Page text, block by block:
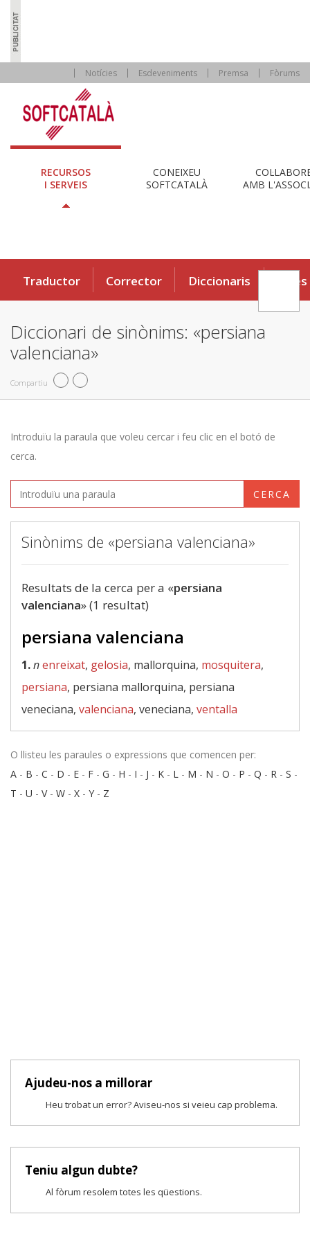
Notícies Esdeveniments Premsa Fòrums
RECURSOS
I SERVEIS
CONEIXEU
SOFTCATALÀ
AMB
Traductor Corrector Diccionaris Eines
Diccionari de sinònims: «persiana
valenciana»
Compartiu
Introduïu la paraula que voleu cercar i feu clic en el botó de
cerca.
CERCA
Sinònims de «persiana valenciana»
Resultats de la cerca per a «persiana
valenciana» (1 resultat)
persiana valenciana
1.nenreixat, gelosia, mallorquina, mosquitera,
persiana, persiana mallorquina, persiana
veneciana, valenciana, veneciana, ventalla
O llisteu les paraules o expressions que comencen per:
A - B - C - D - E - F - G - H - I - J - K - L - M - N - O - P - Q - R - S -
T - U - V- W - X - Y - Z
Ajudeu-nos a millorar
Heu trobat un error? Aviseu-nos si veieu cap problema.
Teniu algun dubte?
Al fòrum resolem totes les qüestions.